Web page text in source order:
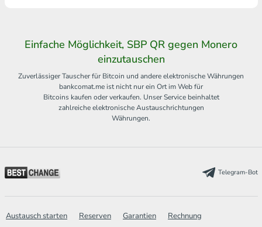
Einfache Möglichkeit, SBP QR gegen Monero
einzutauschen
Zuverlässiger Tauscher für Bitcoin und andere elektronische Währungen
bankcomat.me ist nicht nur ein Ort im Web für
Bitcoins kaufen oder verkaufen. Unser Service beinhaltet
zahlreiche elektronische Austauschrichtungen
Währungen.
Telegram-Bot
Austausch starten Reserven Garantien
Rechnung